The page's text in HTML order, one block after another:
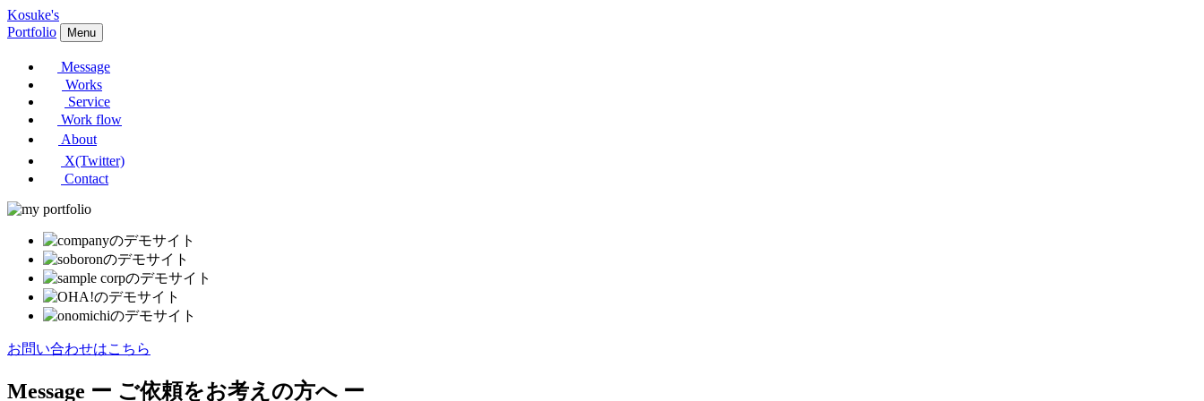
Kosuke's
Portfolio
Menu
Message
Works
Service
Work flow
About
X(Twitter)
Contact
お問い合わせはこちら
Message ー ご依頼をお考えの方へ ー